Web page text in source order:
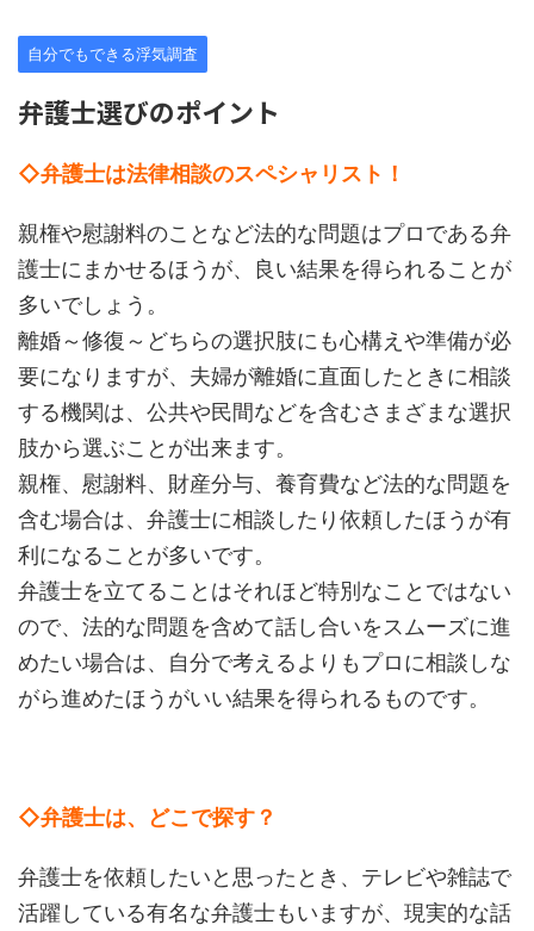
自分でもできる浮気調査
弁護士選びのポイント
◇弁護士は法律相談のスペシャリスト！
親権や慰謝料のことなど法的な問題はプロである弁
護士にまかせるほうが、良い結果を得られることが
多いでしょう。
離婚～修復～どちらの選択肢にも心構えや準備が必
要になりますが、夫婦が離婚に直面したときに相談
する機関は、公共や民間などを含むさまざまな選択
肢から選ぶことが出来ます。
親権、慰謝料、財産分与、養育費など法的な問題を
含む場合は、弁護士に相談したり依頼したほうが有
利になることが多いです。
弁護士を立てることはそれほど特別なことではない
ので、法的な問題を含めて話し合いをスムーズに進
めたい場合は、自分で考えるよりもプロに相談しな
がら進めたほうがいい結果を得られるものです。
◇弁護士は、どこで探す？
弁護士を依頼したいと思ったとき、テレビや雑誌で
活躍している有名な弁護士もいますが、現実的な話